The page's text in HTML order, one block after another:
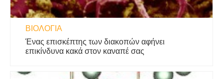
ΒΙΟΛΟΓΊΑ
Ένας επισκέπτης των διακοπών αφήνει
επικίνδυνα κακά στον καναπέ σας